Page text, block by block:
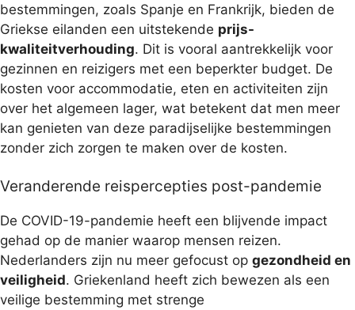
bestemmingen, zoals Spanje en Frankrijk, bieden de
Griekse eilanden een uitstekende prijs-
kwaliteitverhouding. Dit is vooral aantrekkelijk voor
gezinnen en reizigers met een beperkter budget. De
kosten voor accommodatie, eten en activiteiten zijn
over het algemeen lager, wat betekent dat men meer
kan genieten van deze paradijselijke bestemmingen
zonder zich zorgen te maken over de kosten.
Veranderende reispercepties post-pandemie
De COVID-19-pandemie heeft een blijvende impact
gehad op de manier waarop mensen reizen.
Nederlanders zijn nu meer gefocust op gezondheid en
veiligheid. Griekenland heeft zich bewezen als een
veilige bestemming met strenge